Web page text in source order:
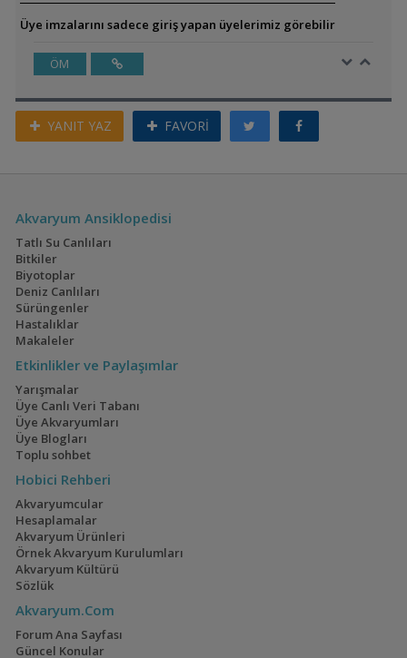
Üye imzalarını sadece giriş yapan üyelerimiz görebilir
ÖM
YANIT YAZ FAVORİ
Akvaryum Ansiklopedisi
Tatlı Su Canlıları
Bitkiler
Biyotoplar
Deniz Canlıları
Sürüngenler
Hastalıklar
Makaleler
Etkinlikler ve Paylaşımlar
Yarışmalar
Üye Canlı Veri Tabanı
Üye Akvaryumları
Üye Blogları
Toplu sohbet
Hobici Rehberi
Akvaryumcular
Hesaplamalar
Akvaryum Ürünleri
Örnek Akvaryum Kurulumları
Akvaryum Kültürü
Sözlük
Akvaryum.Com
Forum Ana Sayfası
Güncel Konular